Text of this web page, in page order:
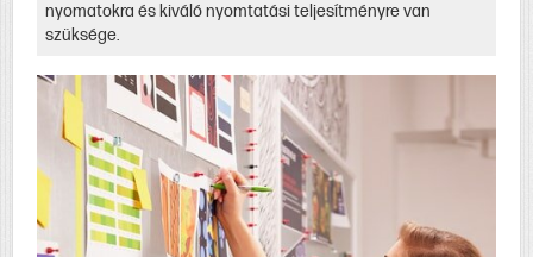
nyomatokra és kiváló nyomtatási teljesítményre van
szüksége.